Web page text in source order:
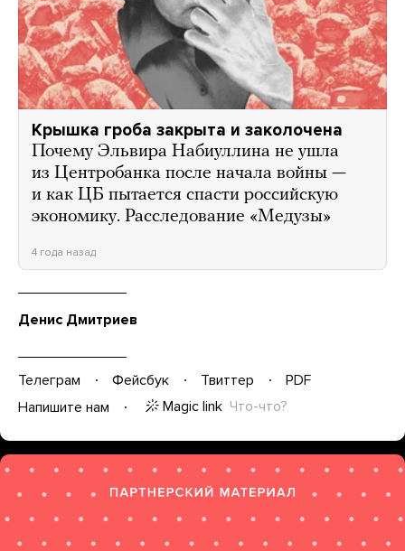
Крышка гроба закрыта и заколочена
Почему Эльвира Набиуллина не ушла
из Центробанка после начала войны —
и как ЦБ пытается спасти российскую
экономику. Расследование «Медузы»
4 года назад
Денис Дмитриев
Телеграм Фейсбук Твиттер
PDF
Напишите нам
Magic link Что-что?